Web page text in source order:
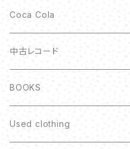
Coca Cola
中古レコード
BOOKS
Used clothing